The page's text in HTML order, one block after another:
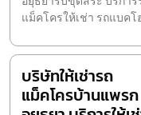
แม็คโครให้เช่า รถแบคโ
บริษัทให้เช่ารถ
แม็คโครบ้านแพรก